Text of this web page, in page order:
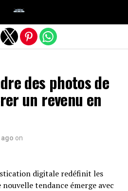
des photos de
un revenu en
ago on
digitale redéfinit les
nouvelle tendance émerge avec
la version mobile